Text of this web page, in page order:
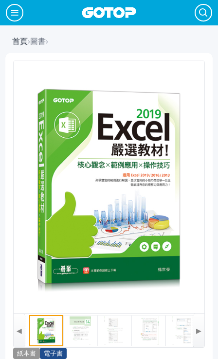
首頁›圖書›
◀ ▶
紙本書 電子書